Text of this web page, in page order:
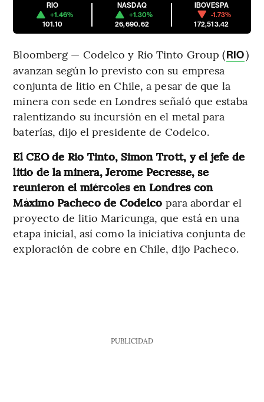
RIO
+1.46%
101.10
NASDAQ
+1.30%
26,690.62
IBOVESPA
-1.73%
172,513.42
Bloomberg — Codelco y Rio Tinto Group (RIO)
avanzan según lo previsto con su empresa
conjunta de litio en Chile, a pesar de que la
minera con sede en Londres señaló que estaba
ralentizando su incursión en el metal para
baterías, dijo el presidente de Codelco.
El CEO de Rio Tinto, Simon Trott, y el jefe de
litio de la minera, Jerome Pecresse, se
reunieron el miércoles en Londres con
Máximo Pacheco de Codelco para abordar el
proyecto de litio Maricunga, que está en una
etapa inicial, así como la iniciativa conjunta de
exploración de cobre en Chile, dijo Pacheco.
PUBLICIDAD